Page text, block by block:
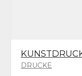
DRUCKE